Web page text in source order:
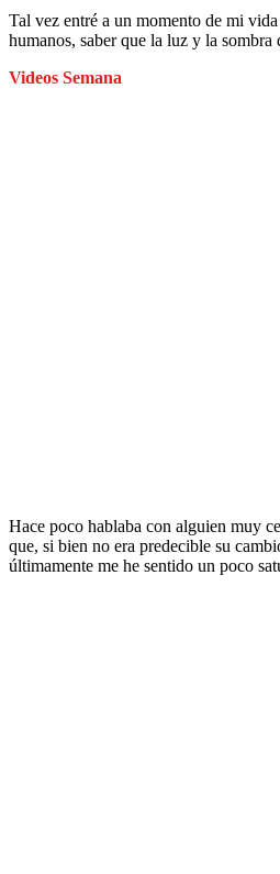
Tal vez entré a un momento de mi
humanos, saber que la luz y la
Videos Semana
Hace poco hablaba con alguien muy
que, si bien no era predecible su
últimamente me he sentido un poco